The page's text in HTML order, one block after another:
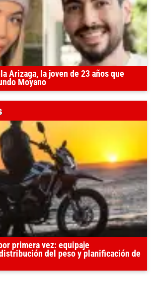
Arizaga, la joven de 23 años que
Moyano
primera vez: equipaje
del peso y planificación de